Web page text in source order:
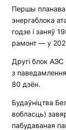
Першы
энергаблока
годзе і заняў
рамонт — у
Другі блок АЭС
з
80 дзён.
Будаўніцтва
вобласць)
пабудаваная